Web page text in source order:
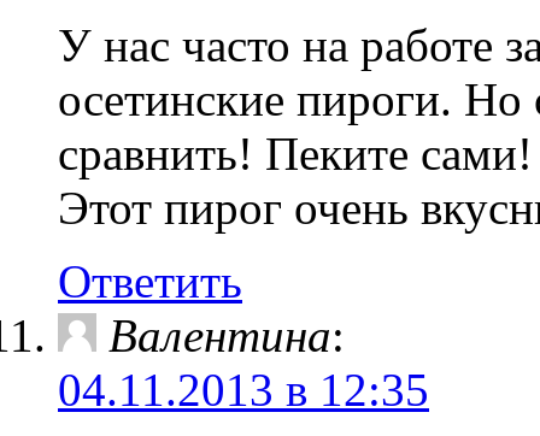
У нас часто на работе
осетинские пироги.
сравнить! Пеките сами!
Этот пирог очень
Ответить
Валентина:
04.11.2013 в 12:35